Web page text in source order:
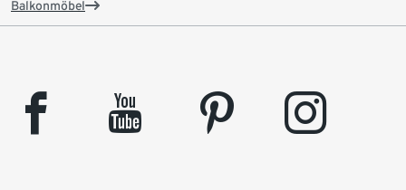
Balkonmöbel
facebook youtube pinterest instagram